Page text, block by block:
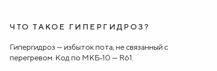
ЧТО ТАКОЕ ГИПЕРГИДРОЗ?
Гипергидроз — избыток пота, не связанный с
перегревом. Код по МКБ‑10 — R61.